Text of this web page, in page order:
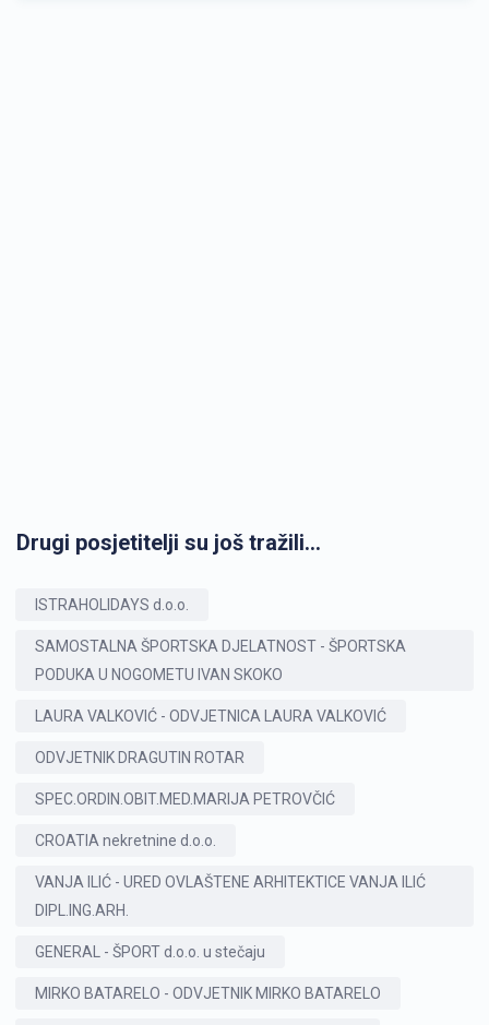
Drugi posjetitelji su još tražili...
ISTRAHOLIDAYS d.o.o.
SAMOSTALNA ŠPORTSKA DJELATNOST - ŠPORTSKA
PODUKA U NOGOMETU IVAN SKOKO
LAURA VALKOVIĆ - ODVJETNICA LAURA VALKOVIĆ
ODVJETNIK DRAGUTIN ROTAR
SPEC.ORDIN.OBIT.MED.MARIJA PETROVČIĆ
CROATIA nekretnine d.o.o.
VANJA ILIĆ - URED OVLAŠTENE ARHITEKTICE VANJA ILIĆ
DIPL.ING.ARH.
GENERAL - ŠPORT d.o.o. u stečaju
MIRKO BATARELO - ODVJETNIK MIRKO BATARELO